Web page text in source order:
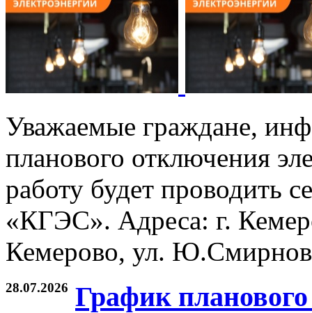
Уважаемые граждане,
планового отключения
работу будет проводить
«КГЭС». Адреса: г.
Кемерово, ул.
28.07.2026 График